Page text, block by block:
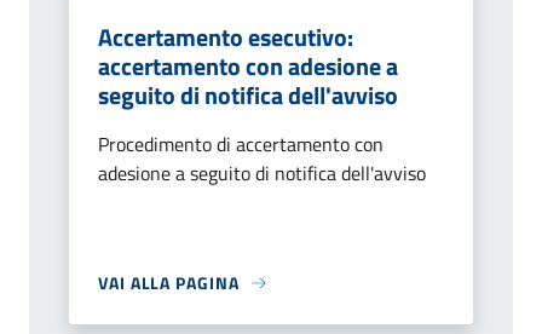
Accertamento esecutivo:
accertamento con adesione a
seguito di notifica dell'avviso
Procedimento di accertamento con
adesione a seguito di notifica dell'avviso
VAI ALLA PAGINA